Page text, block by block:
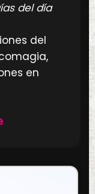
del día
del
en